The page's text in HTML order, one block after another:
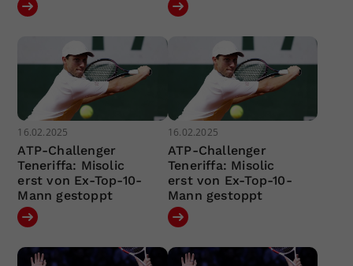
16.02.2025
ATP-Challenger
Teneriffa: Misolic
erst von Ex-Top-10-
Mann gestoppt
16.02.2025
ATP-Challenger
Teneriffa: Misolic
erst von Ex-Top-10-
Mann gestoppt